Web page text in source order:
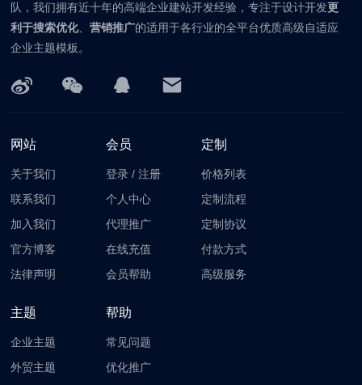
队，我们拥有近十年的高端企业建站开发经验，专注于设计开发更
利于搜索优化、营销推广的适用于各行业的全平台优质高级自适应
企业主题模板。
网站
关于我们
联系我们
加入我们
官方博客
法律声明
会员
登录 /注册
个人中心
代理推广
在线充值
会员帮助
定制
价格列表
定制流程
定制协议
付款方式
高级服务
主题
企业主题
外贸主题
帮助
常见问题
优化推广